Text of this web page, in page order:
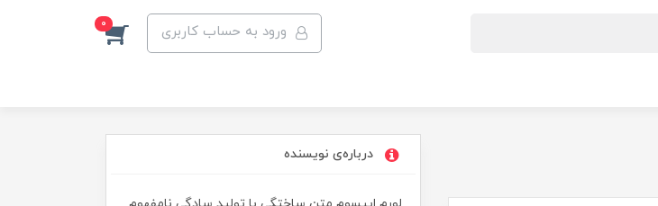
ورود به حساب کاربری 0
درباره‌ی نویسنده